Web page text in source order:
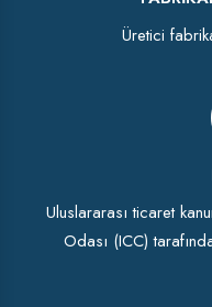
Üretici
Uluslararası ticaret
Odası (ICC)